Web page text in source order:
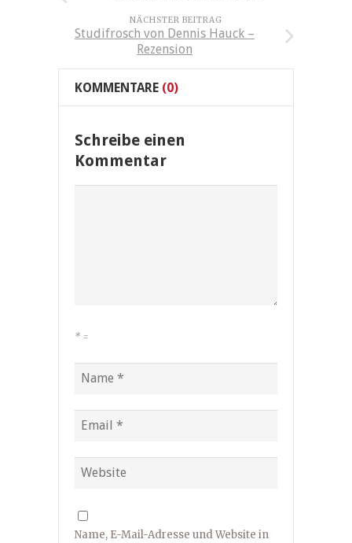
NÄCHSTER BEITRAG
Studifrosch von Dennis Hauck –
Rezension
KOMMENTARE (0)
Schreibe einen
Kommentar
* =
Name, E-Mail-Adresse und Website in